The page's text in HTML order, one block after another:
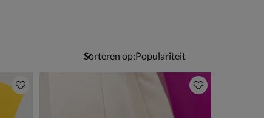
Sorteren op: